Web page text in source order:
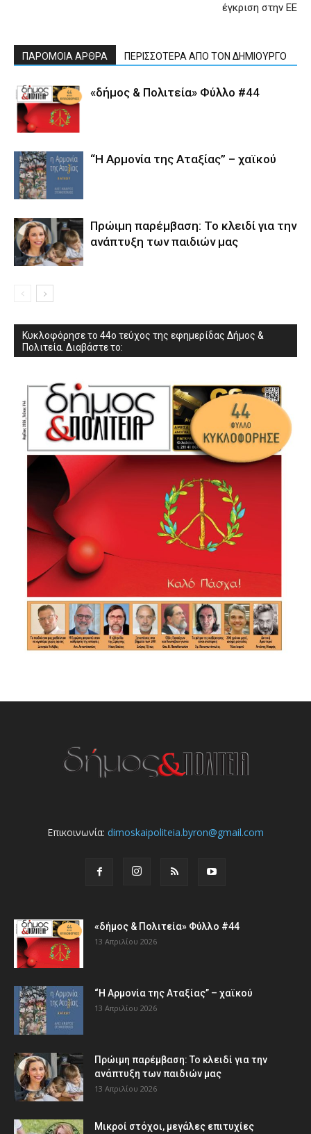
έγκριση στην ΕΕ
ΠΑΡΟΜΟΙΑ ΑΡΘΡΑ ΠΕΡΙΣΣΟΤΕΡΑ ΑΠΟ ΤΟΝ ΔΗΜΙΟΥΡΓΟ
«δήμος & Πολιτεία» Φύλλο #44
“Η Αρμονία της Αταξίας” – χαϊκού
Πρώιμη παρέμβαση: Το κλειδί για την
ανάπτυξη των παιδιών µας
Κυκλοφόρησε το 44ο τεύχος της εφημερίδας Δήμος &
Πολιτεία. Διαβάστε το:
Επικοινωνία: dimoskaipoliteia.byron@gmail.com
«δήμος & Πολιτεία» Φύλλο #44
13 Απριλίου 2026
“Η Αρμονία της Αταξίας” – χαϊκού
13 Απριλίου 2026
Πρώιμη παρέμβαση: Το κλειδί για την
ανάπτυξη των παιδιών µας
13 Απριλίου 2026
Μικροί στόχοι, μεγάλες επιτυχίες